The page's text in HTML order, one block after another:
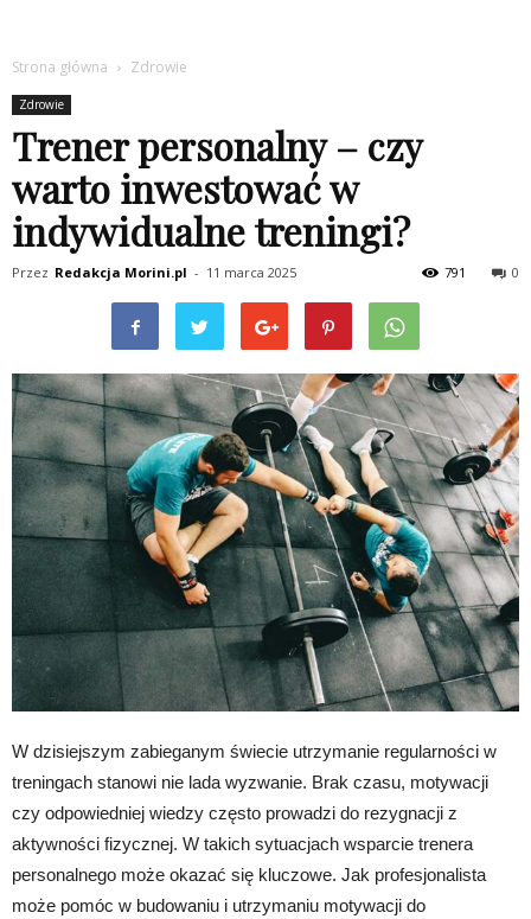
Strona główna Zdrowie
Zdrowie
Trener personalny – czy
warto inwestować w
indywidualne treningi?
Przez Redakcja Morini.pl - 11 marca 2025 0
791
W dzisiejszym zabieganym świecie utrzymanie regularności w
treningach stanowi nie lada wyzwanie. Brak czasu, motywacji
czy odpowiedniej wiedzy często prowadzi do rezygnacji z
aktywności fizycznej. W takich sytuacjach wsparcie trenera
personalnego może okazać się kluczowe. Jak profesjonalista
może pomóc w budowaniu i utrzymaniu motywacji do